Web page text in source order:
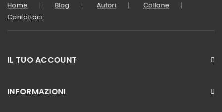
Home Blog Autori
Collane
Contattaci
IL TUO ACCOUNT
INFORMAZIONI